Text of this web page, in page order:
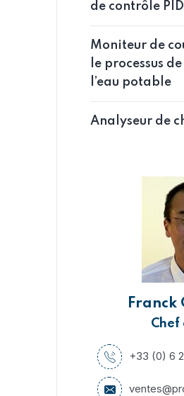
de contrôle PID
Moniteur de
le processus
l’eau potable
Analyseur de
Franck
Chef
+33 (0) 6